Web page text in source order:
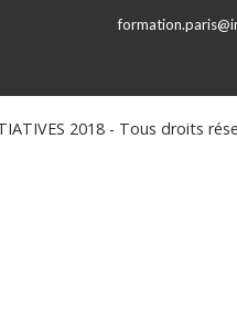
2018 - Tous droits